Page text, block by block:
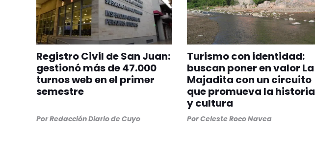
Registro Civil de San Juan:
gestionó más de 47.000
turnos web en el primer
semestre
PorRedacción Diario de Cuyo
Turismo con identidad:
buscan poner en valor La
Majadita con un circuito
que promueva la historia
y cultura
PorCeleste Roco Navea